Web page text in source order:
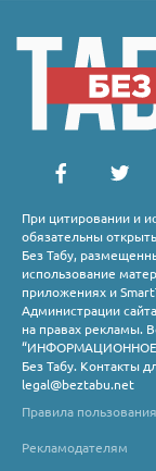
При цитировании и
обязательны
Без Табу,
использование
приложениях и
Администрации
на правах
“ИНФОРМАЦИОННОЕ
Без Табу. Контакты
legal@beztabu.net
Правила
Рекламодателям